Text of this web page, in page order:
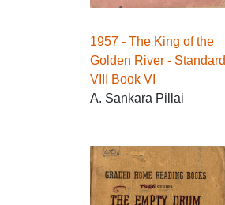
1957 - The King of the
Golden River - Standard
VIII Book VI
A. Sankara Pillai